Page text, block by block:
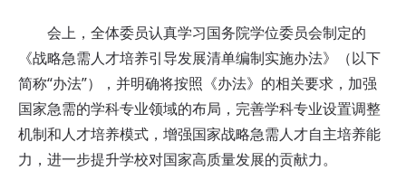
会上，全体委员认真学习国务院学位委员会制定的
《战略急需人才培养引导发展清单编制实施办法》（以下
简称“办法”），并明确将按照《办法》的相关要求，加强
国家急需的学科专业领域的布局，完善学科专业设置调整
机制和人才培养模式，增强国家战略急需人才自主培养能
力，进一步提升学校对国家高质量发展的贡献力。